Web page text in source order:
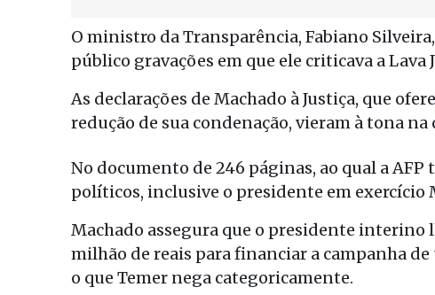
O ministro da Transparência, Fabiano
público gravações em que ele criticava a Lava
As declarações de Machado à Justiça, que
redução de sua condenação, vieram à tona
No documento de 246 páginas, ao qual a AFP
políticos, inclusive o presidente em exercício
Machado assegura que o presidente interino
milhão de reais para financiar a campanha
o que Temer nega categoricamente.